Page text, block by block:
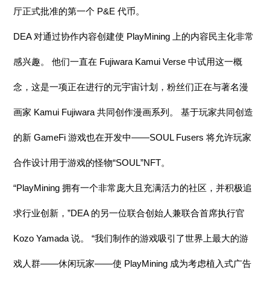
厅正式批准的第一个 P&E 代币。
DEA 对通过协作内容创建使 PlayMining 上的内容民主化非常
感兴趣。 他们一直在 Fujiwara Kamui Verse 中试用这一概
念，这是一项正在进行的元宇宙计划，粉丝们正在与著名漫
画家 Kamui Fujiwara 共同创作漫画系列。 基于玩家共同创造
的新 GameFi 游戏也在开发中——SOUL Fusers 将允许玩家
合作设计用于游戏的怪物“SOUL”NFT。
“PlayMining 拥有一个非常庞大且充满活力的社区，并积极追
求行业创新，”DEA 的另一位联合创始人兼联合首席执行官
Kozo Yamada 说。 “我们制作的游戏吸引了世界上最大的游
戏人群——休闲玩家——使 PlayMining 成为考虑植入式广告